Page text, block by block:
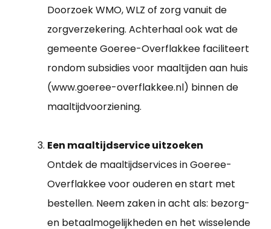
Doorzoek WMO, WLZ of zorg vanuit de
zorgverzekering. Achterhaal ook wat de
gemeente Goeree-Overflakkee faciliteert
rondom subsidies voor maaltijden aan huis
(www.goeree-overflakkee.nl) binnen de
maaltijdvoorziening.
Een maaltijdservice uitzoeken
Ontdek de maaltijdservices in Goeree-
Overflakkee voor ouderen en start met
bestellen. Neem zaken in acht als: bezorg-
en betaalmogelijkheden en het wisselende